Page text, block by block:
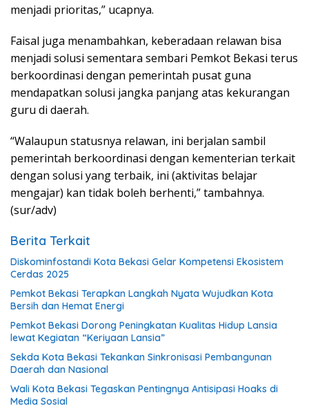
menjadi prioritas,” ucapnya.
Faisal juga menambahkan, keberadaan relawan bisa
menjadi solusi sementara sembari Pemkot Bekasi terus
berkoordinasi dengan pemerintah pusat guna
mendapatkan solusi jangka panjang atas kekurangan
guru di daerah.
“Walaupun statusnya relawan, ini berjalan sambil
pemerintah berkoordinasi dengan kementerian terkait
dengan solusi yang terbaik, ini (aktivitas belajar
mengajar) kan tidak boleh berhenti,” tambahnya.
(sur/adv)
Berita Terkait
Diskominfostandi Kota Bekasi Gelar Kompetensi Ekosistem
Cerdas 2025
Pemkot Bekasi Terapkan Langkah Nyata Wujudkan Kota
Bersih dan Hemat Energi
Pemkot Bekasi Dorong Peningkatan Kualitas Hidup Lansia
lewat Kegiatan “Keriyaan Lansia”
Sekda Kota Bekasi Tekankan Sinkronisasi Pembangunan
Daerah dan Nasional
Wali Kota Bekasi Tegaskan Pentingnya Antisipasi Hoaks di
Media Sosial